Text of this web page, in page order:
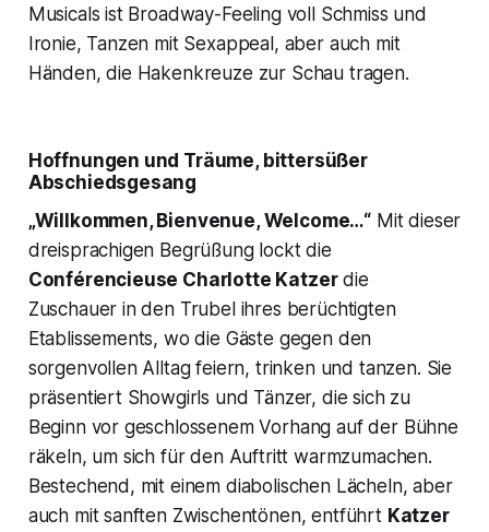
Musicals ist Broadway-Feeling voll Schmiss und
Ironie, Tanzen mit Sexappeal, aber auch mit
Händen, die Hakenkreuze zur Schau tragen.
Hoffnungen und Träume, bittersüßer
Abschiedsgesang
„Willkommen, Bienvenue, Welcome…“ Mit dieser
dreisprachigen Begrüßung lockt die
Conférencieuse Charlotte Katzerdie
Zuschauer in den Trubel ihres berüchtigten
Etablissements, wo die Gäste gegen den
sorgenvollen Alltag feiern, trinken und tanzen. Sie
präsentiert Showgirls und Tänzer, die sich zu
Beginn vor geschlossenem Vorhang auf der Bühne
räkeln, um sich für den Auftritt warmzumachen.
Bestechend, mit einem diabolischen Lächeln, aber
auch mit sanften Zwischentönen, entführt Katzer